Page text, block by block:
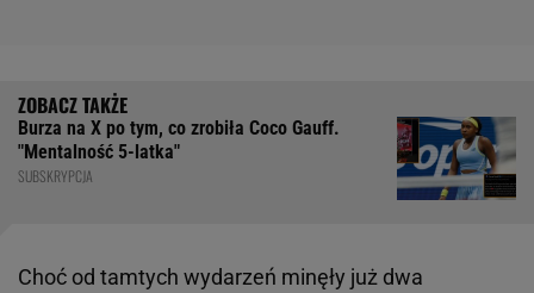
Burza na X po tym, co zrobiła Coco Gauff.
"Mentalność 5-latka"
SUBSKRYPCJA
Choć od tamtych wydarzeń minęły już dwa